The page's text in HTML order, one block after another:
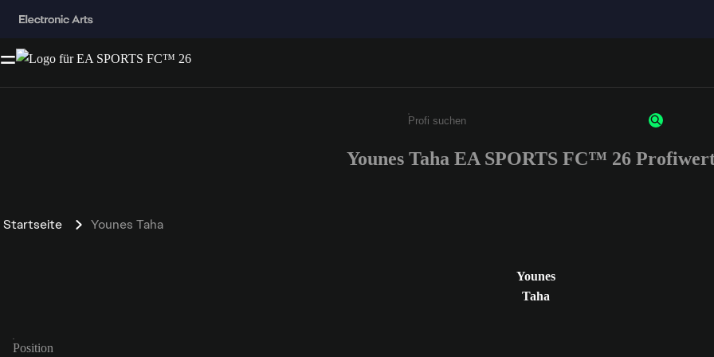
Gib mindestens 3 Zeichen oder Ziffern ein
Younes Taha EA SPORTS FC™ 26
Startseite Younes Taha
Younes
Taha
Position